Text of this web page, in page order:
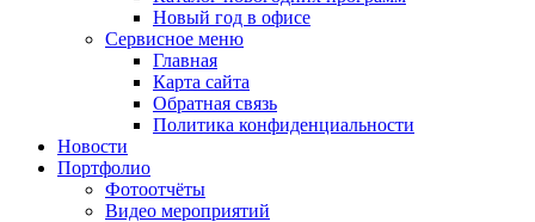
Новый год в офисе
Сервисное меню
Главная
Карта сайта
Обратная связь
Политика конфиденциальности
Новости
Портфолио
Фотоотчёты
Видео мероприятий